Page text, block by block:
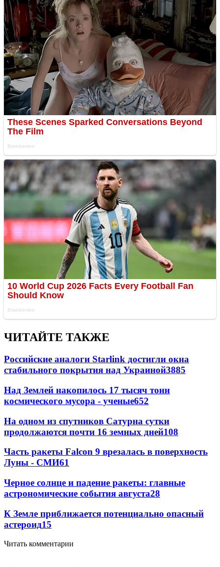
ЧИТАЙТЕ ТАКЖЕ
Российские аналоги Starlink достигли окна
стабильного покрытия над Украиной3885
Над Землей накопилось 17 тысяч тонн
космического мусора - ученые652
На одном из спутников Сатурна сутки
продолжаются почти 16 земных дней108
Часть ракеты Falcon 9 врезалась в поверхность
Луны - СМИ61
Черное солнце и падение ракеты: главные
астрономические события августа28
К Земле приближается потенциально опасный
астероид15
Читать комментарии